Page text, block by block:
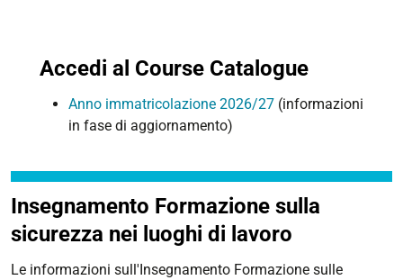
Accedi al Course Catalogue
Anno immatricolazione 2026/27 (informazioni
in fase di aggiornamento)
Insegnamento Formazione sulla
sicurezza nei luoghi di lavoro
Le informazioni sull'Insegnamento Formazione sulle